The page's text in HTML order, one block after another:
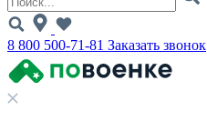
8 800 500-71-81 Заказать звонок